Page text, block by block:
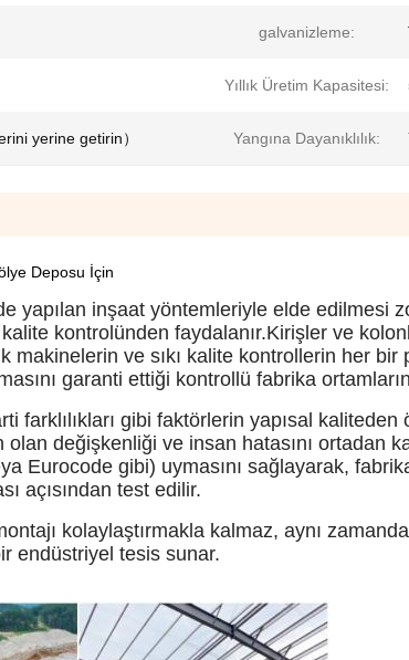
galvanizleme:
Yıllık Üretim Kapasitesi:
yerine getirin） Yangına Dayanıklılık:
Deposu İçin
yapılan inşaat yöntemleriyle elde edilmesi
kontrolünden faydalanır.Kirişler ve
ve sıkı kalite kontrollerin her bir
garanti ettiği kontrollü fabrika
farklılıkları gibi faktörlerin yapısal
değişkenliği ve insan hatasını ortadan
Eurocode gibi) uymasını sağlayarak,
açısından test edilir.
kolaylaştırmakla kalmaz, aynı zamanda
endüstriyel tesis sunar.